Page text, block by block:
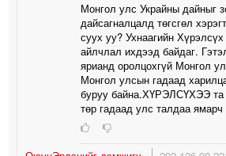
Монгол улс Украйны дайныг
дайсагналцалд төгсгөл
суух уу? Ухнаагийн
айлчлал ихдээд байдаг.
ярианд оролцохгүй Монгол
Монгол улсын гадаад
буруу байна.ХҮРЭЛСҮХЭЭ та
төр гадаад улс талдаа